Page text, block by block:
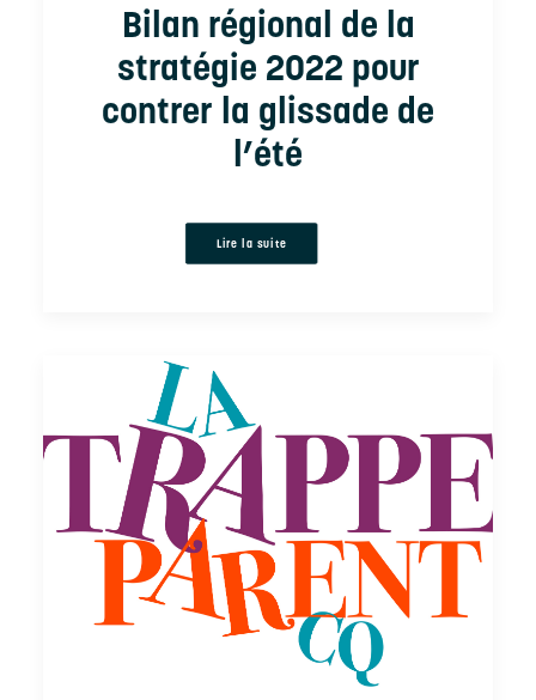
Bilan régional de la
stratégie 2022 pour
contrer la glissade de
l’été
Lire la suite